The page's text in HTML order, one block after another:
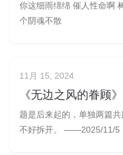
你这细雨绵绵 催人性命啊
个阴魂不散
11月 15, 2024
《无边之风的眷顾》
题是后来起的，单独两篇
不好拆开。 ——2025/11/5